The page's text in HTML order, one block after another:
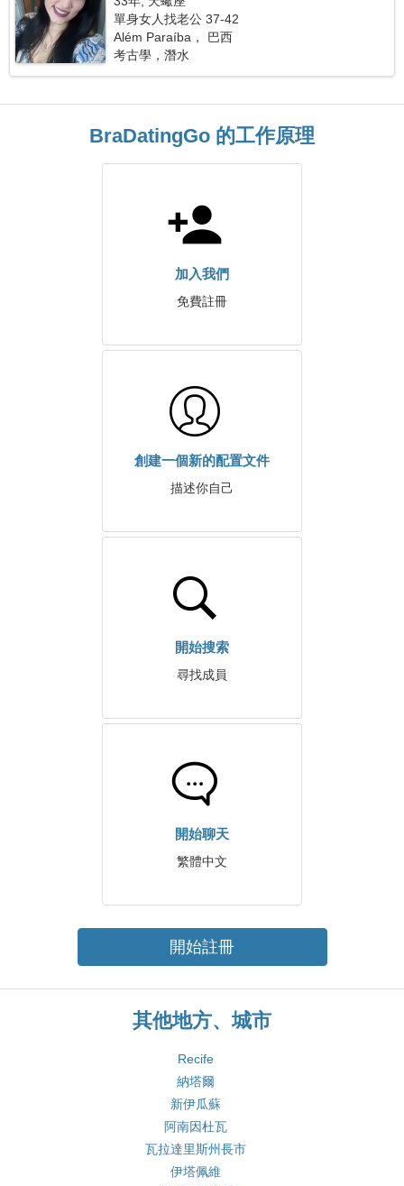
單身女人找老公 37-42
Além Paraíba， 巴西
考古學，潛水
BraDatingGo 的工作原理
加入我們
免費註冊
創建一個新的配置文件
描述你自己
開始搜索
尋找成員
開始聊天
繁體中文
開始註冊
其他地方、城市
Recife
納塔爾
新伊瓜蘇
阿南因杜瓦
瓦拉達里斯州長市
伊塔佩維